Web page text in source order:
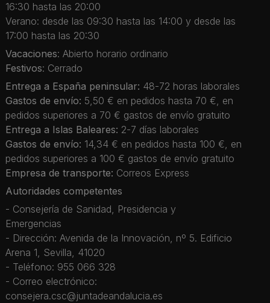
16:30 hasta las 20:00
Verano: desde las 09:30 hasta las 14:00 y desde las
17:00 hasta las 20:30
Vacaciones: Abierto horario ordinario
Festivos: Cerrado
Entrega a España peninsular: 48-72 horas laborales
Gastos de envío: 5,50 € en pedidos hasta 70 €, en
pedidos superiores a 70 € gastos de envío gratuito
Entrega a Islas Baleares: 2-7 días laborales
Gastos de envío: 14,34 € en pedidos hasta 100 €, en
pedidos superiores a 100 € gastos de envío gratuito
Empresa de transporte: Correos Express
Autoridades competentes
- Consejería de Sanidad, Presidencia y
Emergencias
- Dirección: Avenida de la Innovación, nº 5. Edificio
Arena 1, Sevilla, 41020
- Teléfono: 955 066 328
- Correo electrónico:
consejera.csc@juntadeandalucia.es